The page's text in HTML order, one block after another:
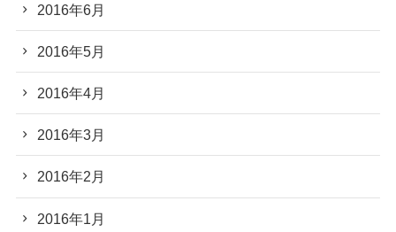
2016年6月
2016年5月
2016年4月
2016年3月
2016年2月
2016年1月